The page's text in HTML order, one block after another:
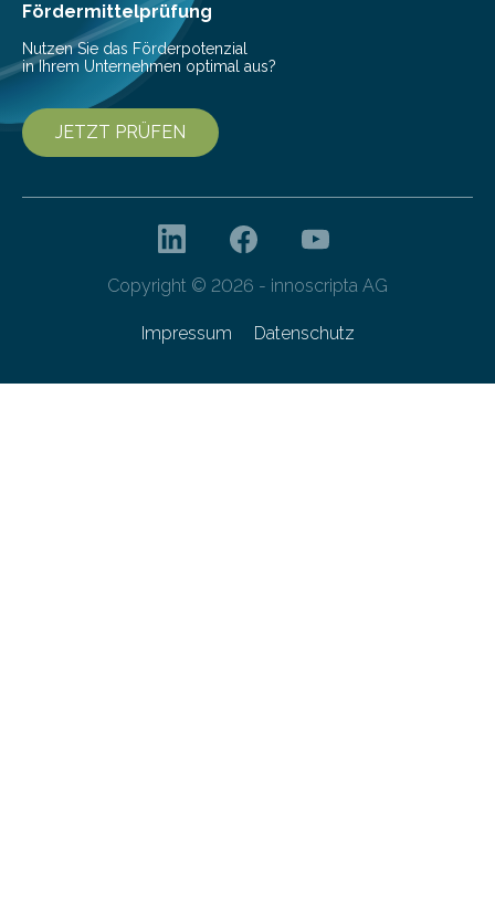
Fördermittelprüfung
Nutzen Sie das Förderpotenzial
in Ihrem Unternehmen optimal aus?
JETZT PRÜFEN
Copyright © 2026 - innoscripta AG
Impressum Datenschutz